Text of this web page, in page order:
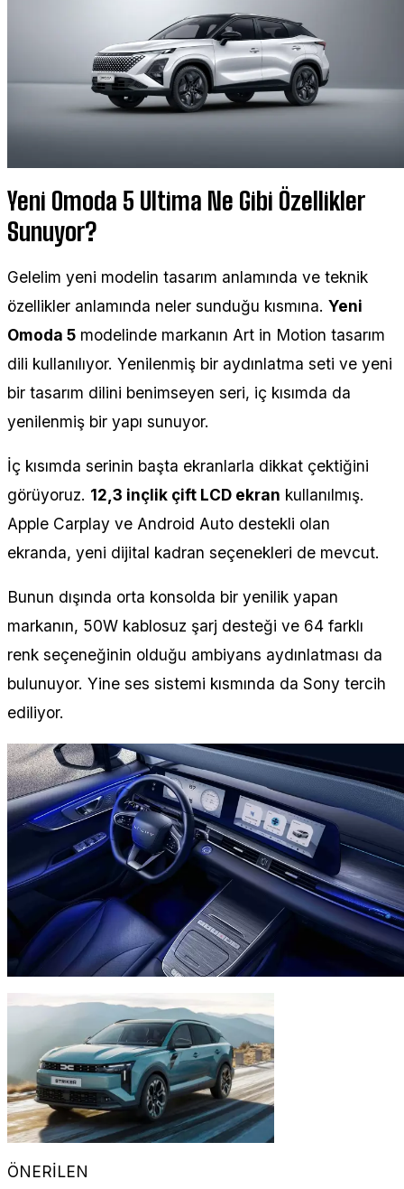
Yeni Omoda 5 Ultima Ne Gibi Özellikler
Sunuyor?
Gelelim yeni modelin tasarım anlamında ve teknik
özellikler anlamında neler sunduğu kısmına. Yeni
Omoda 5 modelinde markanın Art in Motion tasarım
dili kullanılıyor. Yenilenmiş bir aydınlatma seti ve yeni
bir tasarım dilini benimseyen seri, iç kısımda da
yenilenmiş bir yapı sunuyor.
İç kısımda serinin başta ekranlarla dikkat çektiğini
görüyoruz. 12,3 inçlik çift LCD ekran kullanılmış.
Apple Carplay ve Android Auto destekli olan
ekranda, yeni dijital kadran seçenekleri de mevcut.
Bunun dışında orta konsolda bir yenilik yapan
markanın, 50W kablosuz şarj desteği ve 64 farklı
renk seçeneğinin olduğu ambiyans aydınlatması da
bulunuyor. Yine ses sistemi kısmında da Sony tercih
ediliyor.
ÖNERİLEN